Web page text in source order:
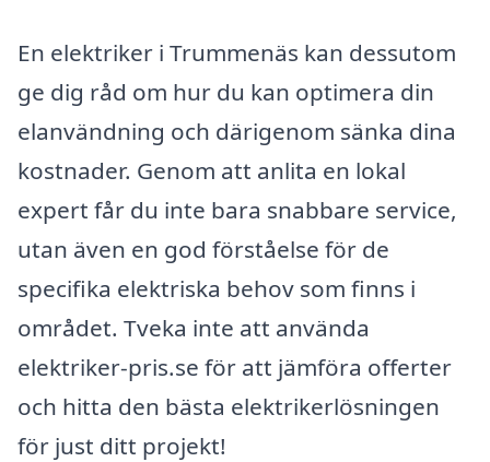
En elektriker i Trummenäs kan dessutom
ge dig råd om hur du kan optimera din
elanvändning och därigenom sänka dina
kostnader. Genom att anlita en lokal
expert får du inte bara snabbare service,
utan även en god förståelse för de
specifika elektriska behov som finns i
området. Tveka inte att använda
elektriker-pris.se för att jämföra offerter
och hitta den bästa elektrikerlösningen
för just ditt projekt!